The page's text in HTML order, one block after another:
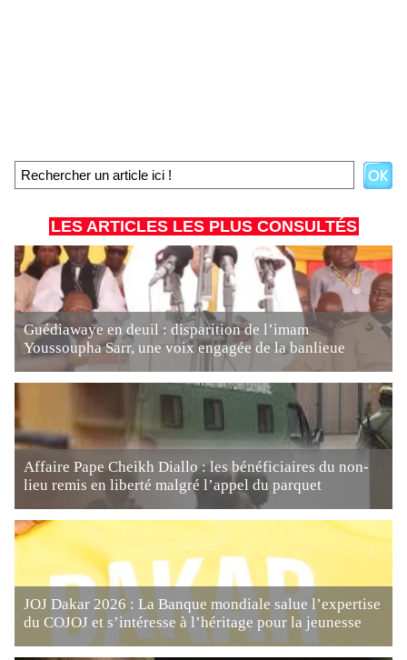
LES ARTICLES LES PLUS CONSULTÉS
Guédiawaye en deuil : disparition de l’imam
Youssoupha Sarr, une voix engagée de la banlieue
Affaire Pape Cheikh Diallo : les bénéficiaires du non-
lieu remis en liberté malgré l’appel du parquet
JOJ Dakar 2026 : La Banque mondiale salue l’expertise
du COJOJ et s’intéresse à l’héritage pour la jeunesse